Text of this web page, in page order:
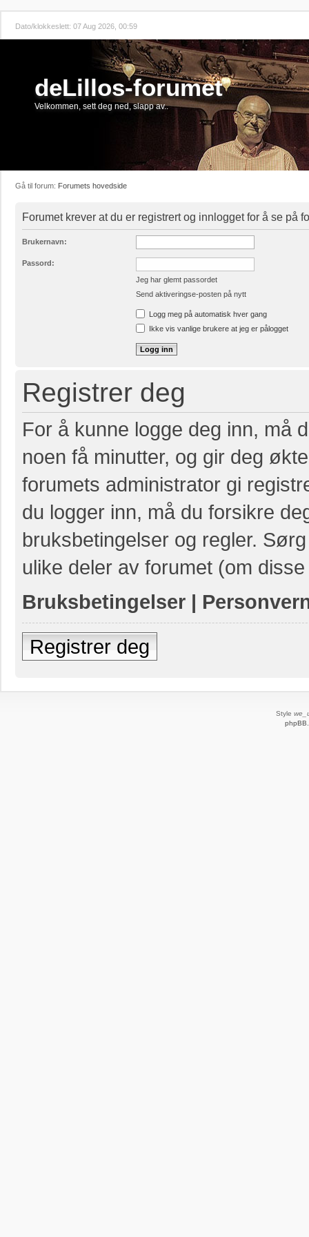
Dato/klokkeslett: 07 Aug 2026, 00:59
deLillos-forumet
Velkommen, sett deg ned, slapp av..
Gå til forum: Forumets hovedside
Forumet krever at du er registrert og innlogget for å se på
Brukernavn:
Passord:
Jeg har glemt passordet
Send aktiveringse-posten på nytt
Logg meg på automatisk hver gang
Ikke vis vanlige brukere at jeg er pålogget
Registrer deg
For å kunne logge deg inn, må
noen få minutter, og gir deg
forumets administrator gi
du logger inn, må du forsikre
bruksbetingelser og regler.
ulike deler av forumet (om
Bruksbetingelser |
Registrer deg
Style